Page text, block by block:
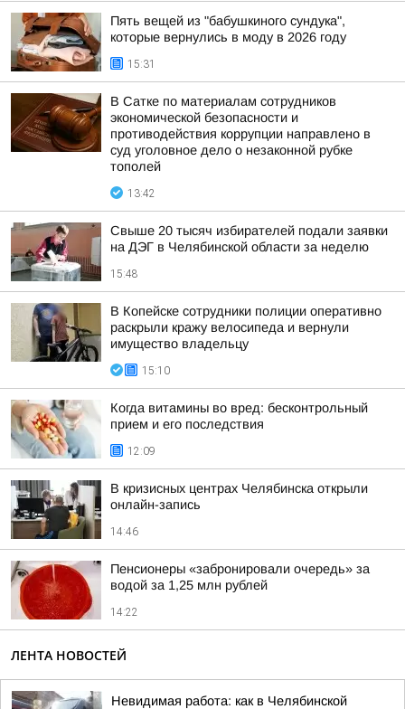
Пять вещей из "бабушкиного сундука",
которые вернулись в моду в 2026 году
15:31
В Сатке по материалам сотрудников
экономической безопасности и
противодействия коррупции направлено в
суд уголовное дело о незаконной рубке
тополей
13:42
Свыше 20 тысяч избирателей подали заявки
на ДЭГ в Челябинской области за неделю
15:48
В Копейске сотрудники полиции оперативно
раскрыли кражу велосипеда и вернули
имущество владельцу
15:10
Когда витамины во вред: бесконтрольный
прием и его последствия
12:09
В кризисных центрах Челябинска открыли
онлайн-запись
14:46
Пенсионеры «забронировали очередь» за
водой за 1,25 млн рублей
14:22
ЛЕНТА НОВОСТЕЙ
Невидимая работа: как в Челябинской